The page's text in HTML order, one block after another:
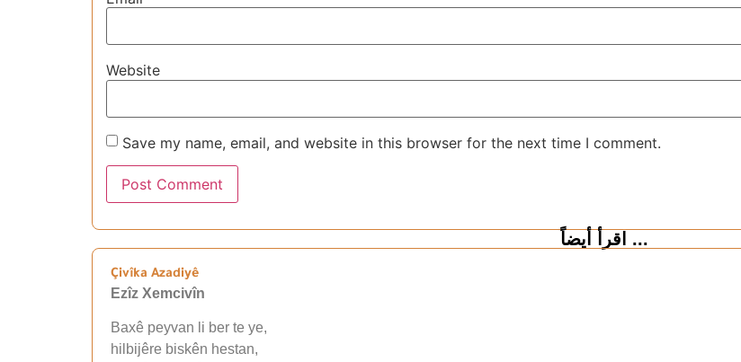
Website
Save my name, email, and website in this browser for the next time I comment.
اقرأ أيضاً ...
Çivîka Azadiyê
Ezîz Xemcivîn
Baxê peyvan li ber te ye,
hilbijêre biskên hestan,